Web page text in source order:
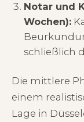
Notar und
Wochen):
schließlich
Die mittlere
einem
Lage in